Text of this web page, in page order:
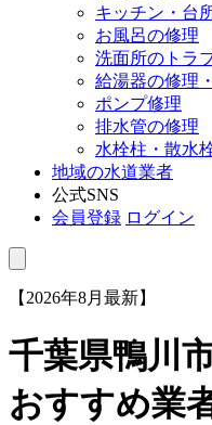
キッチン・台
お風呂の修理
洗面所のトラ
給湯器の修理
ポンプ修理
排水管の修理
水栓柱・散水
地域の水道業者
公式SNS
会員登録 ログイン
【2026年8月最新】
千葉県鴨川
おすすめ業